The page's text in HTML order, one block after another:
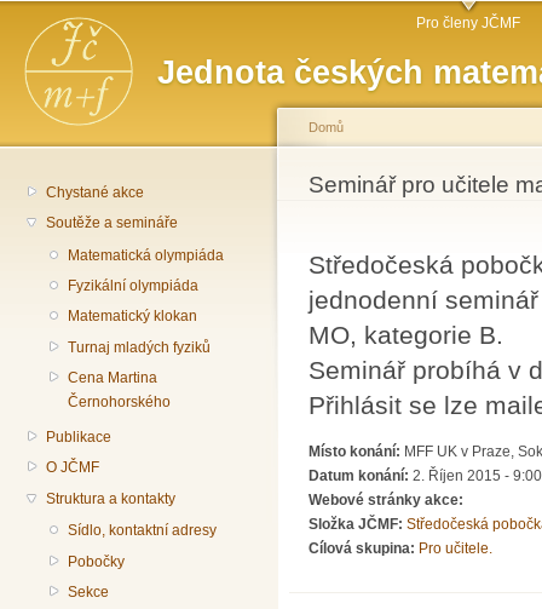
Jednota českých
Hlavní menu Pro členy JČMF
Chystané akce
Soutěže a semináře
Matematická olympiáda
Fyzikální olympiáda
Matematický klokan
Turnaj mladých fyziků
Cena Martina
Černohorského
Publikace
O JČMF
Struktura a kontakty
Sídlo, kontaktní adresy
Pobočky
Sekce
Jste zde
Domů
Seminář pro učitele
Středočeská
jednodenní
MO, kategorie B.
Seminář probíhá v
Přihlásit se lze
Místo konání: MFF UK v Praze,
Datum konání: 2. Říjen 2015 - 9:00
Webové stránky akce:
Složka JČMF: Středočeská
Cílová skupina: Pro učitele.